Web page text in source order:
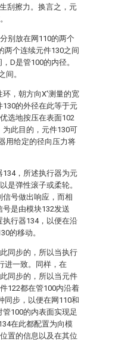
刮擦力。换言之，元
别放在网110的两个
两个连续元件130之间
D是管100的内径。
间。
，朝方向X'测量的宽
130的外径在此等于元
选地按压在表面102
此目的，元件130可
用给定的径向压力将
，所述执行器为元
是弹性滚子或柔轮。
号做出响应，而相
是由模块132发送
执行器134，以便在沿
的移动。
同步的，所以当执行
进一致。同样，在
同步的，所以当元件
122都在管100内沿着
同步，以便在网110和
100的内表面实现足
在此都配置为向模
置的信息以及在其位